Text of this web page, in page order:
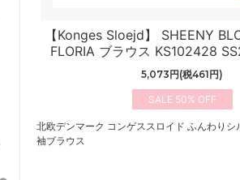
【Konges Sloejd】 SHEENY
FLORIA ブラウス KS102428
5,073円(税461円)
50%
北欧デンマーク コンゲススロイド ふんわりシ
袖ブラウス